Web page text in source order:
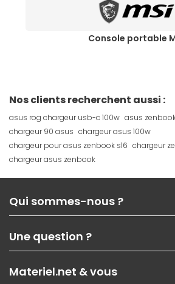
Console portable
Nos clients recherchent aussi :
asus rog chargeur usb-c 100w asus
chargeur 90 asus chargeur asus 100w
chargeur pour asus zenbook s16 chargeur
chargeur asus zenbook
Qui sommes-nous ?
Nos services
Les magasins Materiel.net
Nos solutions pour les pros
Contactez-nous
Une question ?
Paiement, livraison
Materiel.net & vous